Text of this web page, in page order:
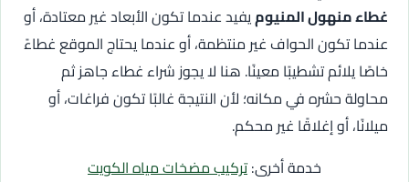
غطاء منهول المنيوميفيد عندما تكون الأبعاد غير معتادة، أو
عندما تكون الحواف غير منتظمة، أو عندما يحتاج الموقع غطاءً
خاصًا يلائم تشطيبًا معينًا. هنا لا يجوز شراء غطاء جاهز ثم
محاولة حشره في مكانه؛ لأن النتيجة غالبًا تكون فراغات، أو
ميلانًا، أو إغلاقًا غير محكم.
خدمة أخرى:تركيب مضخات مياه الكويت